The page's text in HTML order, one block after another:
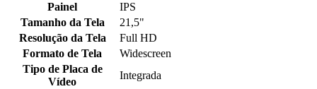
Painel
IPS
Tamanho da Tela
21,5"
Resolução da Tela
Full HD
Formato de Tela
Widescreen
Tipo de Placa de
Vídeo
Integrada